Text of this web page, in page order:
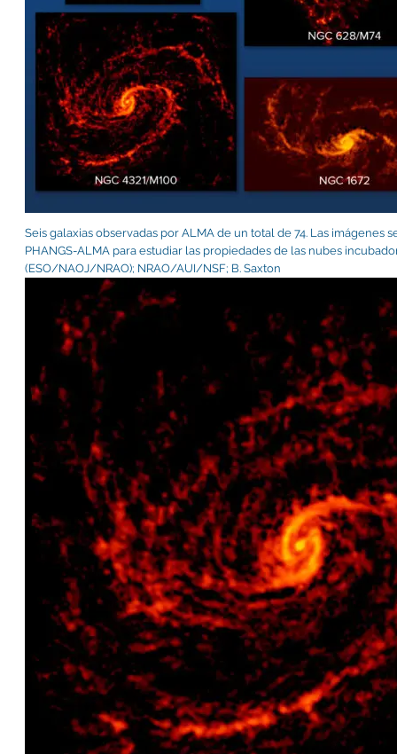
Seis galaxias observadas por ALMA de un total de 74. Las imágenes
PHANGS-ALMA para estudiar las propiedades de las nubes
(ESO/NAOJ/NRAO); NRAO/AUI/NSF; B. Saxton